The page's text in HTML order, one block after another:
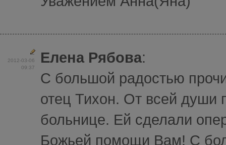
2012-03-06
09:37
Елена Рябова:
С большой радостью
отец Тихон. От всей души
больнице. Ей сделали
Божьей помощи Вам! С